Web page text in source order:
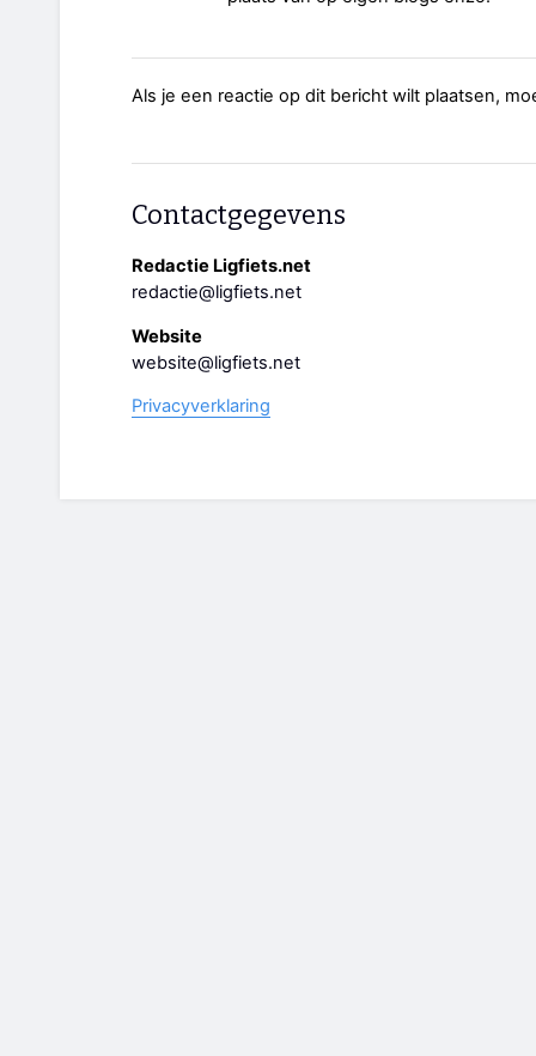
Als je een reactie op dit bericht wilt plaatsen,
Contactgegevens
Redactie Ligfiets.net
redactie@ligfiets.net
Website
website@ligfiets.net
Privacyverklaring